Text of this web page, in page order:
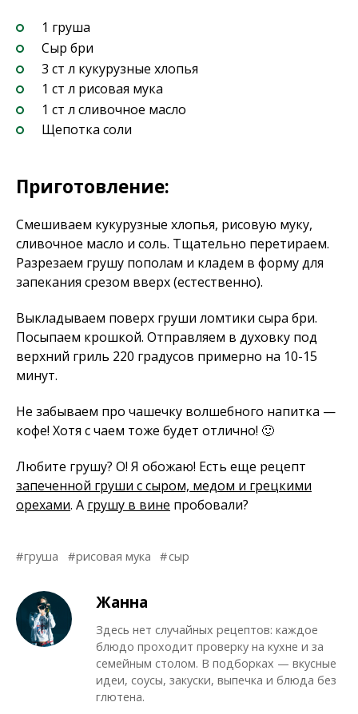
1 груша
Сыр бри
3 ст л кукурузные хлопья
1 ст л рисовая мука
1 ст л сливочное масло
Щепотка соли
Приготовление:
Смешиваем кукурузные хлопья, рисовую муку,
сливочное масло и соль. Тщательно перетираем.
Разрезаем грушу пополам и кладем в форму для
запекания срезом вверх (естественно).
Выкладываем поверх груши ломтики сыра бри.
Посыпаем крошкой. Отправляем в духовку под
верхний гриль 220 градусов примерно на 10-15
минут.
Не забываем про чашечку волшебного напитка —
кофе! Хотя с чаем тоже будет отлично! 🙂
Любите грушу? О! Я обожаю! Есть еще рецепт
запеченной груши с сыром, медом и грецкими
орехами. А грушу в вине пробовали?
груша рисовая мука сыр
Жанна
Здесь нет случайных рецептов: каждое
блюдо проходит проверку на кухне и за
семейным столом. В подборках — вкусные
идеи, соусы, закуски, выпечка и блюда без
глютена.